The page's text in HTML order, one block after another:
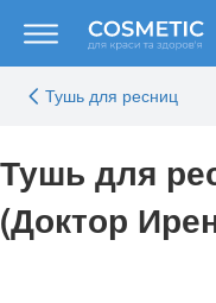
Тушь для ресниц
Тушь для
(Доктор